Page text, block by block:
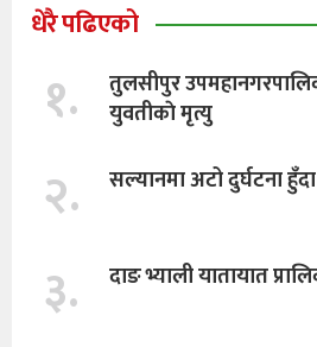
धेरै पढिएको
१.
तुलसीपुर
युवतीकाे मृत्यु
२. सल्यानमा अटो दुर्घटना
३. दाङ भ्याली यातायात